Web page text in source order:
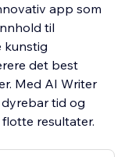
app som
til
kunstig
det best
Med AI Writer
tid og
resultater.